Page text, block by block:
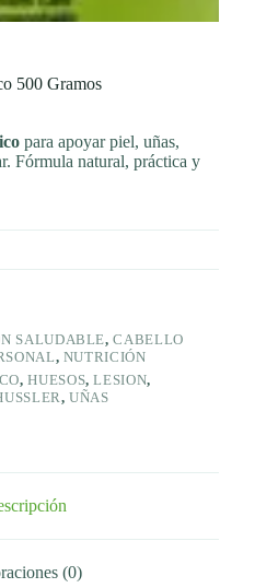
500 Gramos
para apoyar piel, uñas,
Fórmula natural, práctica y
SALUDABLE,CABELLO
, NUTRICIÓN
,HUESOS,LESION,
,UÑAS
(0)